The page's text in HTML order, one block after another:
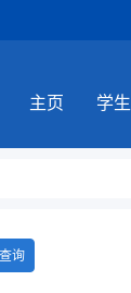
主页 学生
询